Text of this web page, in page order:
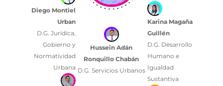
Diego Montiel
Urban
D.G. Jurídica,
Gobierno y
Normatividad
Urbana
Hussein Adán
Ronquillo Chabán
D.G. Servicios Urbanos
Karina Magaña
Guillén
D.G. Desarrollo
Humano e
Igualdad
Sustantiva